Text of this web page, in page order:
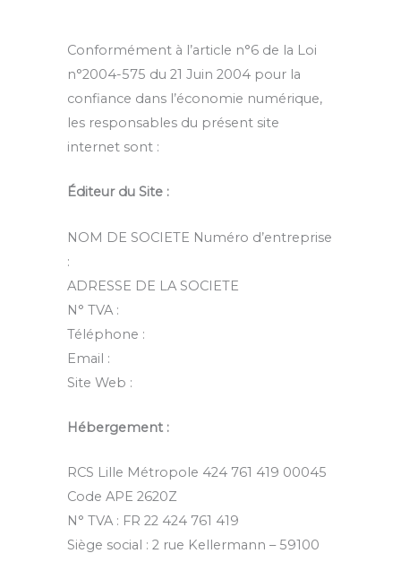
Conformément à l’article n°6 de la Loi
n°2004-575 du 21 Juin 2004 pour la
confiance dans l’économie numérique,
les responsables du présent site
internet sont :
Éditeur du Site :
NOM DE SOCIETE Numéro d’entreprise
:
ADRESSE DE LA SOCIETE
N° TVA :
Téléphone :
Email :
Site Web :
Hébergement :
RCS Lille Métropole 424 761 419 00045
Code APE 2620Z
N° TVA : FR 22 424 761 419
Siège social : 2 rue Kellermann – 59100